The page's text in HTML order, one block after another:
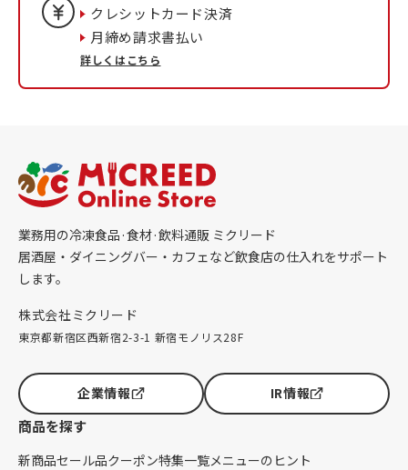
クレシットカード決済
月締め請求書払い
詳しくはこちら
業務用の冷凍食品·食材·飲料通販 ミクリード
居酒屋・ダイニングバー・カフェなど飲食店の仕入れをサポート
します。
株式会社ミクリード
東京都新宿区西新宿2-3-1 新宿モノリス28F
企業情報 IR情報
商品を探す
新商品セール品クーポン特集一覧メニューのヒント